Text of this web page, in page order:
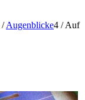
/ Augenblicke4 / Auf